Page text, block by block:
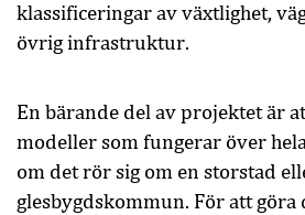
klassificeringar av växtlighet,
övrig infrastruktur.
En bärande del av projektet är
modeller som fungerar över
om det rör sig om en storstad
glesbygdskommun. För att göra